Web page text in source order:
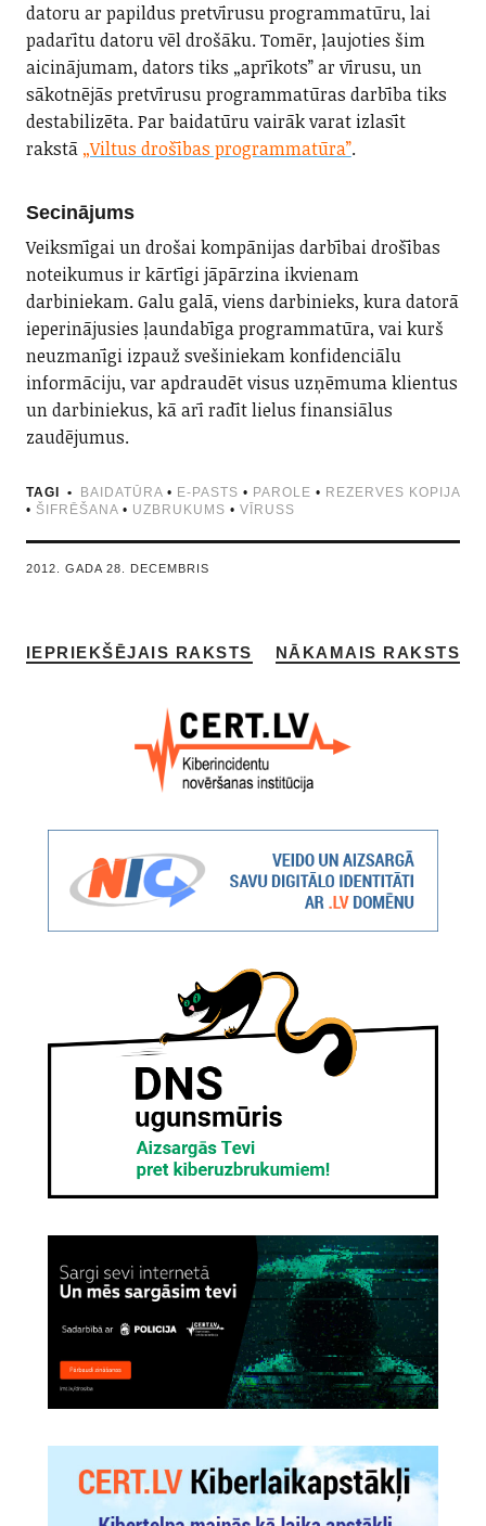
datoru ar papildus pretvīrusu programmatūru, lai
padarītu datoru vēl drošāku. Tomēr, ļaujoties šim
aicinājumam, dators tiks „aprīkots” ar vīrusu, un
sākotnējās pretvīrusu programmatūras darbība tiks
destabilizēta. Par baidatūru vairāk varat izlasīt
rakstā „Viltus drošības programmatūra”.
Secinājums
Veiksmīgai un drošai kompānijas darbībai drošības
noteikumus ir kārtīgi jāpārzina ikvienam
darbiniekam. Galu galā, viens darbinieks, kura datorā
ieperinājusies ļaundabīga programmatūra, vai kurš
neuzmanīgi izpauž svešiniekam konfidenciālu
informāciju, var apdraudēt visus uzņēmuma klientus
un darbiniekus, kā arī radīt lielus finansiālus
zaudējumus.
TAGI BAIDATŪRA• E-PASTS • PAROLE • REZERVES KOPIJA
• ŠIFRĒŠANA• UZBRUKUMS • VĪRUSS
2012. GADA 28. DECEMBRIS
IEPRIEKŠĒJAIS RAKSTS NĀKAMAIS RAKSTS